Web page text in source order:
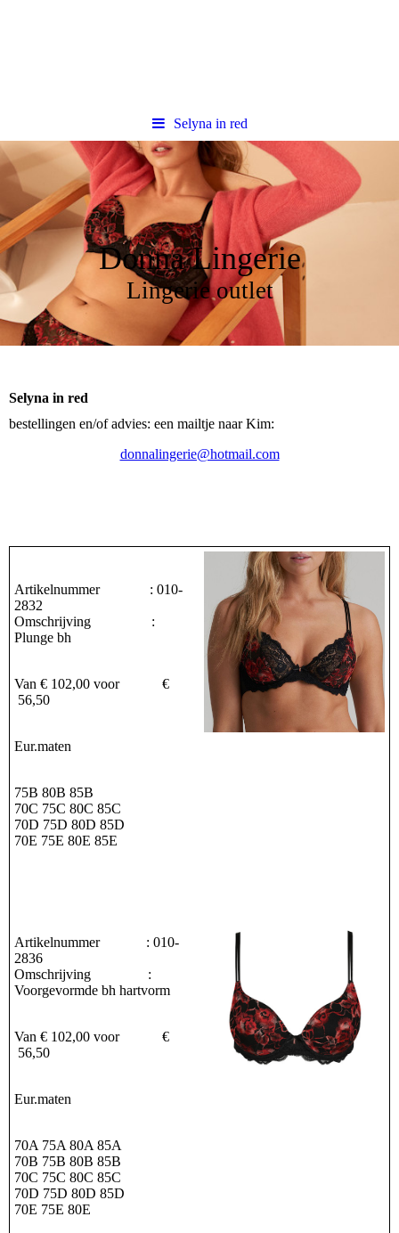
Selyna in red
Donna Lingerie
Lingerie outlet
Selyna in red
bestellingen en/of advies: een mailtje naar Kim:
donnalingerie@hotmail.com
Artikelnummer : 010-
2832
Omschrijving :
Plunge bh
Van € 102,00 voor €
56,50
Eur.maten
75B 80B 85B
70C 75C 80C 85C
70D 75D 80D 85D
70E 75E 80E 85E
Artikelnummer : 010-
2836
Omschrijving :
Voorgevormde bh hartvorm
Van € 102,00 voor €
56,50
Eur.maten
70A 75A 80A 85A
70B 75B 80B 85B
70C 75C 80C 85C
70D 75D 80D 85D
70E 75E 80E